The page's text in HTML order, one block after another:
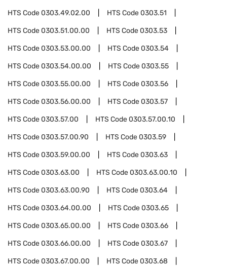
HTS Code0303.49.02.00 HTS Code0303.51
HTS Code0303.51.00.00 HTS Code0303.53
HTS Code0303.53.00.00 HTS Code0303.54
HTS Code0303.54.00.00 HTS Code0303.55
HTS Code0303.55.00.00 HTS Code0303.56
HTS Code0303.56.00.00 HTS Code0303.57
HTS Code0303.57.00 HTS Code0303.57.00.10
HTS Code0303.57.00.90 HTS Code0303.59
HTS Code0303.59.00.00 HTS Code0303.63
HTS Code0303.63.00 HTS Code0303.63.00.10
HTS Code0303.63.00.90 HTS Code0303.64
HTS Code0303.64.00.00 HTS Code0303.65
HTS Code0303.65.00.00 HTS Code0303.66
HTS Code0303.66.00.00 HTS Code0303.67
HTS Code0303.67.00.00 HTS Code0303.68